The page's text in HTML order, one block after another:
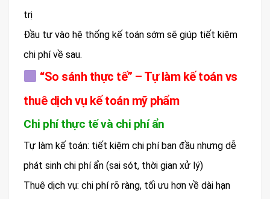
trị
Đầu tư vào hệ thống kế toán sớm sẽ giúp tiết kiệm
chi phí về sau.
“So sánh thực tế” – Tự làm kế toán vs
thuê dịch vụ kế toán mỹ phẩm
Chi phí thực tế và chi phí ẩn
Tự làm kế toán: tiết kiệm chi phí ban đầu nhưng dễ
phát sinh chi phí ẩn (sai sót, thời gian xử lý)
Thuê dịch vụ: chi phí rõ ràng, tối ưu hơn về dài hạn